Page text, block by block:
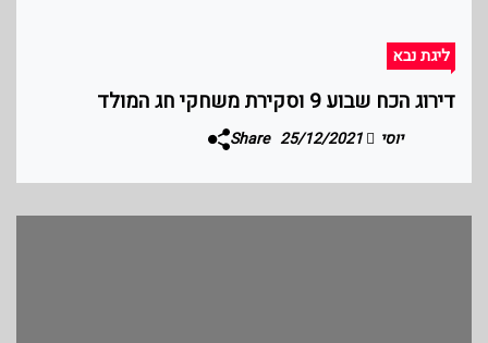
ליגת נבא
דירוג הכח שבוע 9 וסקירת משחקי חג המולד
יוסי Share